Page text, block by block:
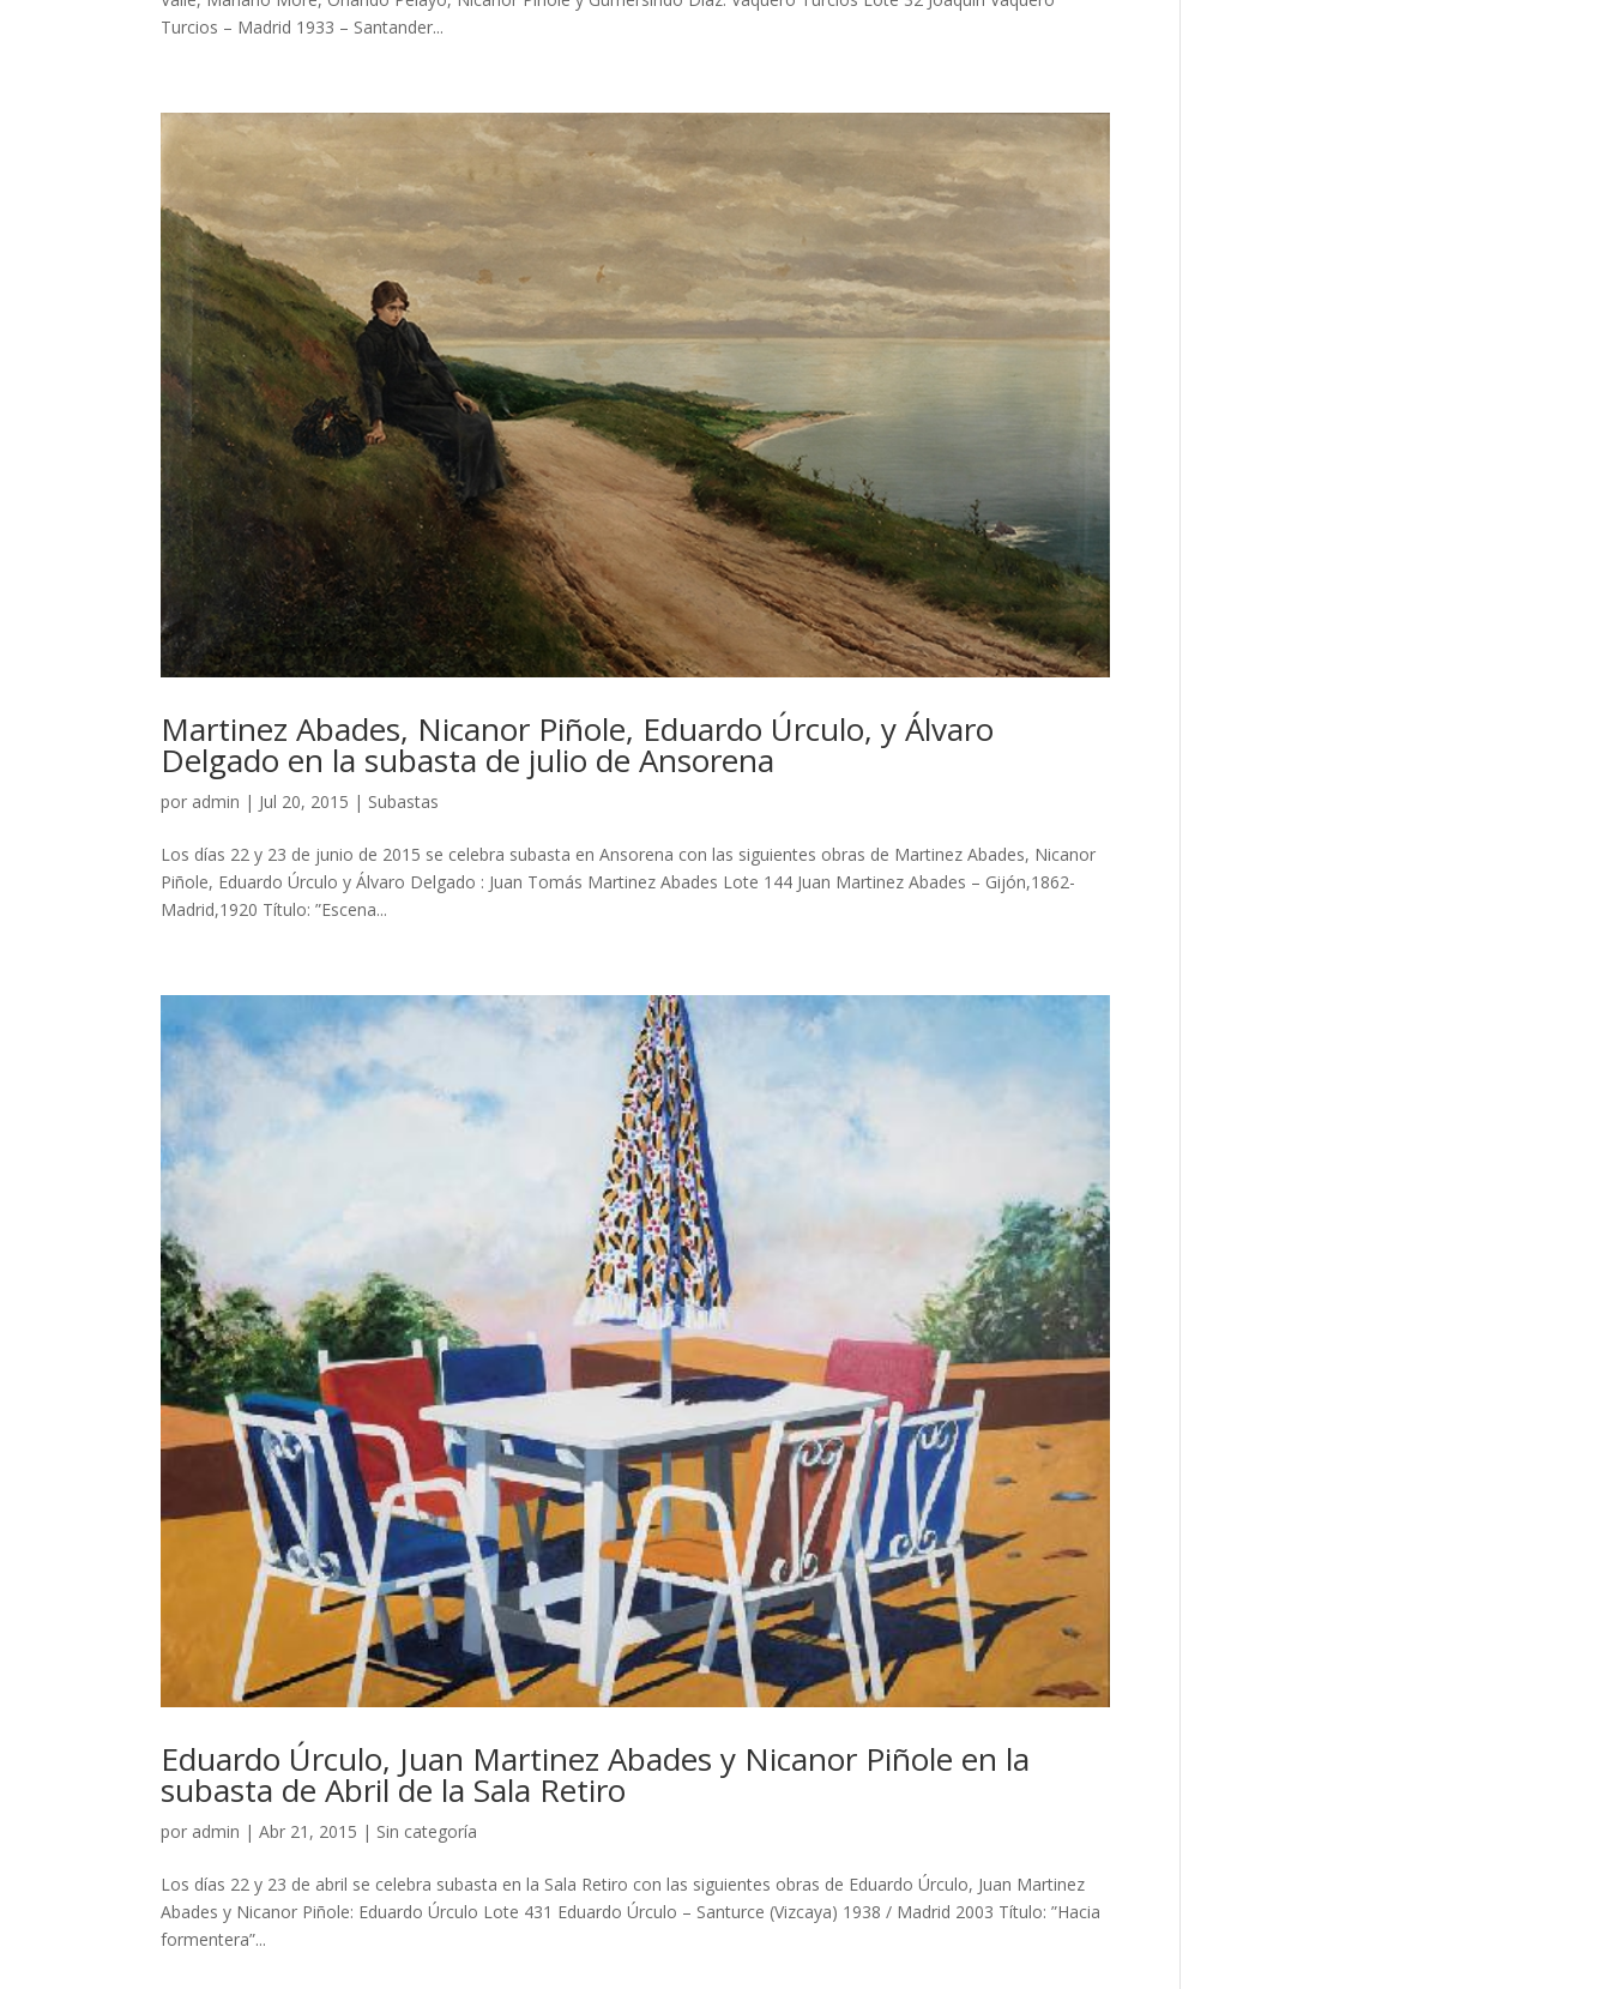
Turcios – Madrid 1933 – Santander...
Martinez Abades, Nicanor Piñole, Eduardo Úrculo, y Álvaro
Delgado en la subasta de julio de Ansorena
por admin | Jul 20, 2015 | Subastas
Los días 22 y 23 de junio de 2015 se celebra subasta en Ansorena con las siguientes obras de Martinez Abades, Nicanor
Piñole, Eduardo Úrculo y Álvaro Delgado : Juan Tomás Martinez Abades Lote 144 Juan Martinez Abades – Gijón,1862-
Madrid,1920 Título: ”Escena...
Eduardo Úrculo, Juan Martinez Abades y Nicanor Piñole en la
subasta de Abril de la Sala Retiro
por admin |Abr 21, 2015 | Sin categoría
Los días 22 y 23 de abril se celebra subasta en la Sala Retiro con las siguientes obras de Eduardo Úrculo, Juan Martinez
Abades y Nicanor Piñole: Eduardo Úrculo Lote 431 Eduardo Úrculo – Santurce (Vizcaya) 1938 / Madrid 2003 Título: ”Hacia
formentera”...